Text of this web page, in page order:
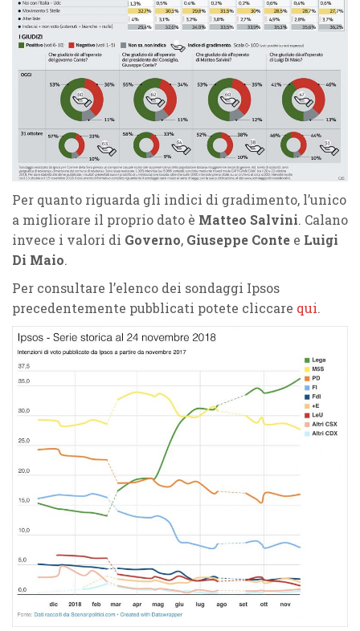
Per quanto riguarda gli indici di gradimento, l’unico
a migliorare il proprio dato è Matteo Salvini. Calano
invece i valori di Governo, Giuseppe Conte e Luigi
Di Maio.
Per consultare l’elenco dei sondaggi Ipsos
precedentemente pubblicati potete cliccare qui.